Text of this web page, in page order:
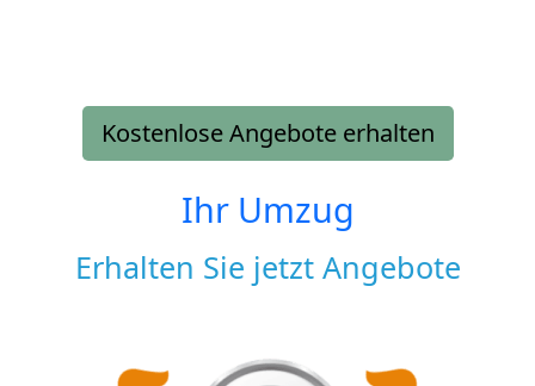
Kostenlose Angebote erhalten
Ihr Umzug
Erhalten Sie jetzt Angebote